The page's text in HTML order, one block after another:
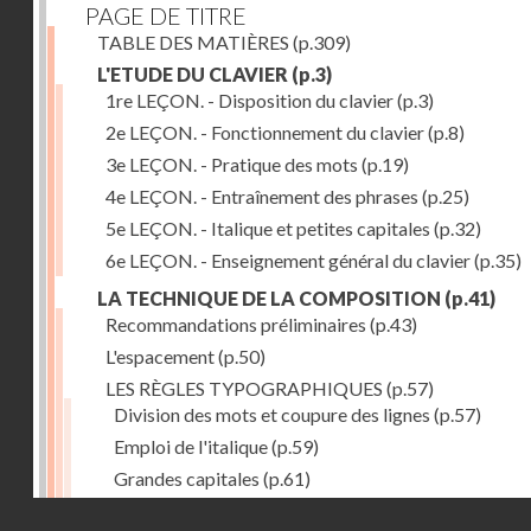
PAGE DE TITRE
TABLE DES MATIÈRES (p.309)
L'ETUDE DU CLAVIER (p.3)
1re LEÇON. - Disposition du clavier(p.3)
2e LEÇON. - Fonctionnement du clavier(p.8)
3e LEÇON. - Pratique des mots (p.19)
4e LEÇON. - Entraînement des phrases (p.25)
5e LEÇON. - Italique et petites capitales (p.32)
6e LEÇON. - Enseignement général du clavier(p.35)
LA TECHNIQUE DE LA COMPOSITION (p.41)
Recommandations préliminaires (p.43)
L'espacement(p.50)
LES RÈGLES TYPOGRAPHIQUES (p.57)
Division des mots et coupure des lignes (p.57)
Emploi de l'italique(p.59)
Grandes capitales (p.61)